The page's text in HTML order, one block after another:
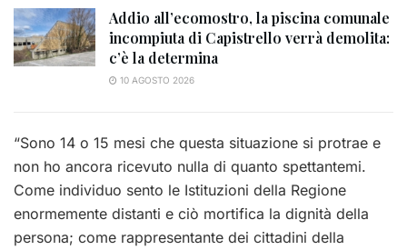
Addio all’ecomostro, la piscina comunale
incompiuta di Capistrello verrà demolita:
c’è la determina
10 AGOSTO 2026
“Sono 14 o 15 mesi che questa situazione si protrae e
non ho ancora ricevuto nulla di quanto spettantemi.
Come individuo sento le Istituzioni della Regione
enormemente distanti e ciò mortifica la dignità della
persona; come rappresentante dei cittadini della